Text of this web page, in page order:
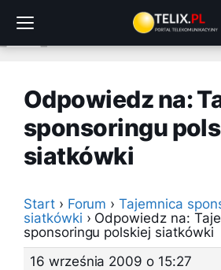
treści
Odpowiedz na:
sponsoringu
siatkówki
Start › Forum › Tajemnica
siatkówki › Odpowiedz na:
sponsoringu polskiej siatkówki
16 września 2009 o 15:27